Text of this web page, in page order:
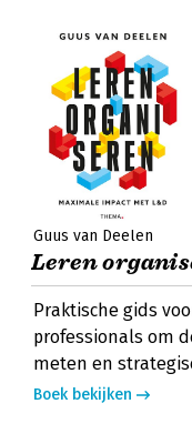
Guus van Deelen
Leren
Praktische gids
professionals om
meten en
Boek bekijken